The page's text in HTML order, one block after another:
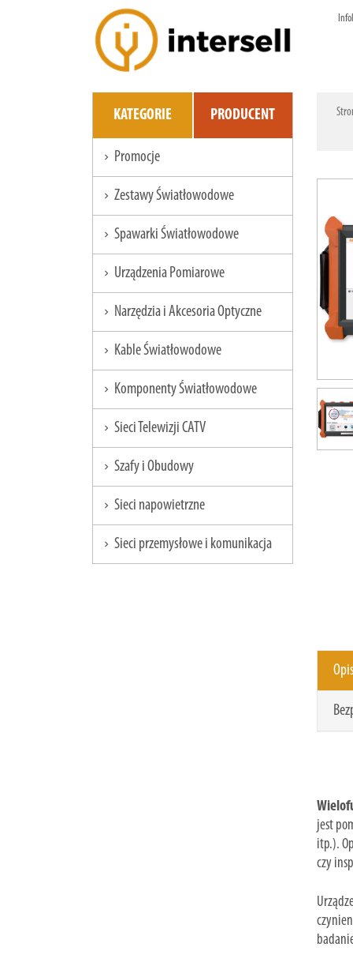
KATEGORIE PRODUCENT
chevron_right Promocje
chevron_right Zestawy Światłowodowe
chevron_right Spawarki Światłowodowe
chevron_right Urządzenia Pomiarowe
chevron_right Narzędzia i Akcesoria Optyczne
chevron_right Kable Światłowodowe
chevron_right Komponenty Światłowodowe
chevron_right Sieci Telewizji CATV
chevron_right Szafy i Obudowy
chevron_right Sieci napowietrzne
chevron_right Sieci przemysłowe i komunikacja
jest
itp.).
czy